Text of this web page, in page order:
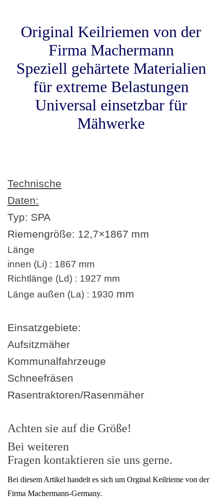
Original Keilriemen von der
Firma Machermann
Speziell gehärtete Materialien
für extreme Belastungen
Universal einsetzbar für
Mähwerke
Technische
Daten:
Typ: SPA
Riemengröße: 12,7×1867 mm
Länge
innen (Li) : 1867 mm
Richtlänge (Ld) : 1927 mm
Länge außen (La) : 1930 mm
Einsatzgebiete:
Aufsitzmäher
Kommunalfahrzeuge
Schneefräsen
Rasentraktoren/Rasenmäher
Achten sie auf die Größe!
Bei weiteren
Fragen kontaktieren sie uns gerne.
Bei diesem Artikel handelt es sich um Orginal Keilrieme von der
Firma Machermann-Germany.